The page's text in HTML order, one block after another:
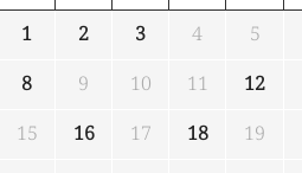
1 2 3 4 5
8
9 10 11 12
15
16 17 18 19